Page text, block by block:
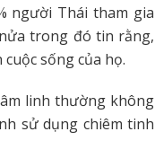
người Thái tham gia
trong đó tin rằng,
sống của họ.
linh thường không
sử dụng chiêm tinh